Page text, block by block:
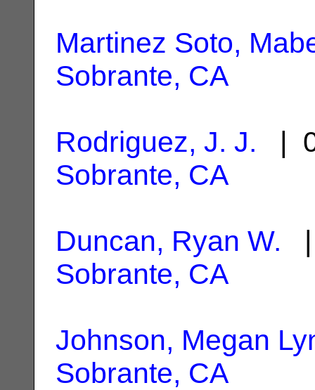
Martinez Soto,
Sobrante, CA
Rodriguez, J. J. |
Sobrante, CA
Duncan, Ryan W. |
Sobrante, CA
Johnson, Megan
Sobrante, CA